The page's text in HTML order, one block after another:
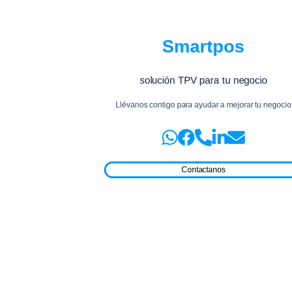
Smartpos
solución TPV para tu negocio
Llévanos contigo para ayudar a mejorar tu negocio
Contactanos